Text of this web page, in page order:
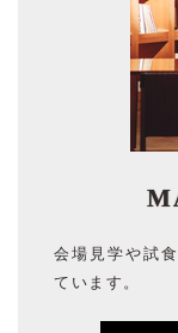
会場見学や試
ています。